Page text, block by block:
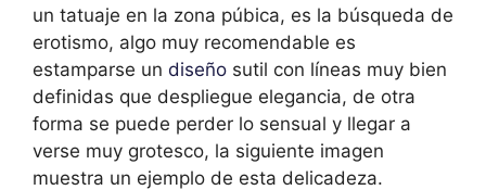
un tatuaje en la zona púbica, es la búsqueda de
erotismo, algo muy recomendable es
estamparse un diseño sutil con líneas muy bien
definidas que despliegue elegancia, de otra
forma se puede perder lo sensual y llegar a
verse muy grotesco, la siguiente imagen
muestra un ejemplo de esta delicadeza.